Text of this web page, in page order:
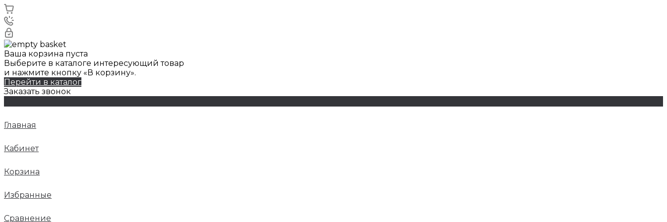
Ваша корзина пуста
Выберите в каталоге интересующий товар
и нажмите кнопку «В корзину».
Перейти в каталог
Заказать звонок
Главная
Кабинет
Корзина
Избранные
Сравнение